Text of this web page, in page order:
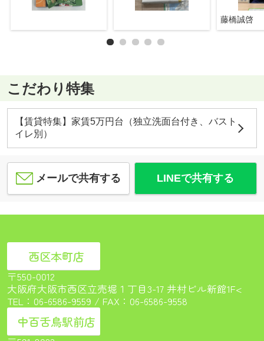
藤橋誠啓
こだわり特集
【賃貸特集】家賃5万円台（独立洗面台付き、バスト
イレ別）
メールで共有する LINEで共有する
西区本町店
〒550-0012
大阪府大阪市西区立売堀１丁目3-17 井村ビル新館1F<
TEL： 06-6586-9559 / FAX：06-6586-9558
中百舌鳥駅前店